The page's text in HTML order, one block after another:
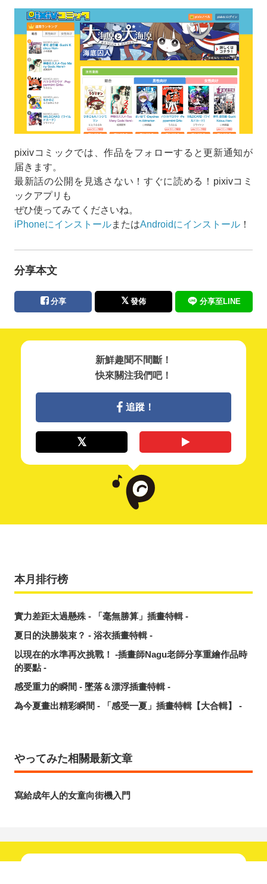
pixivコミックでは、作品をフォローすると更新通知が
届きます。
最新話の公開を見逃さない！すぐに読める！pixivコミ
ックアプリも
ぜひ使ってみてくださいね。
iPhoneにインストールまたはAndroidにインストール ！
分享本文
分享 發佈 分享至LINE
新鮮趣聞不間斷！
快來關注我們吧！
追蹤！
本月排行榜
實力差距太過懸殊 - 「毫無勝算」插畫特輯 -
夏日的決勝裝束？ - 浴衣插畫特輯 -
以現在的水準再次挑戰！ -插畫師Nagu老師分享重繪作品時
的要點 -
感受重力的瞬間 - 墜落＆漂浮插畫特輯 -
為今夏畫出精彩瞬間 - 「感受一夏」插畫特輯【大合輯】 -
やってみた相關最新文章
寫給成年人的女童向街機入門